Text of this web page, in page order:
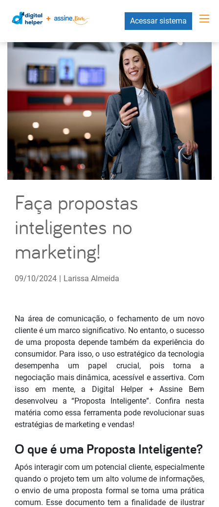
Acessar sistema
Faça propostas
inteligentes no
marketing!
09/10/2024 | Larissa Almeida
Na área de comunicação, o fechamento de um novo
cliente é um marco significativo. No entanto, o sucesso
de uma proposta depende também da experiência do
consumidor. Para isso, o uso estratégico da tecnologia
desempenha um papel crucial, pois torna a
negociação mais dinâmica, acessível e assertiva. Com
isso em mente, a Digital Helper + Assine Bem
desenvolveu a “Proposta Inteligente”. Confira nesta
matéria como essa ferramenta pode revolucionar suas
estratégias de marketing e vendas!
O que é uma Proposta Inteligente?
Após interagir com um potencial cliente, especialmente
quando o projeto tem um alto volume de informações,
o envio de uma proposta formal se torna uma prática
comum. Esse documento tem a finalidade de ilustrar